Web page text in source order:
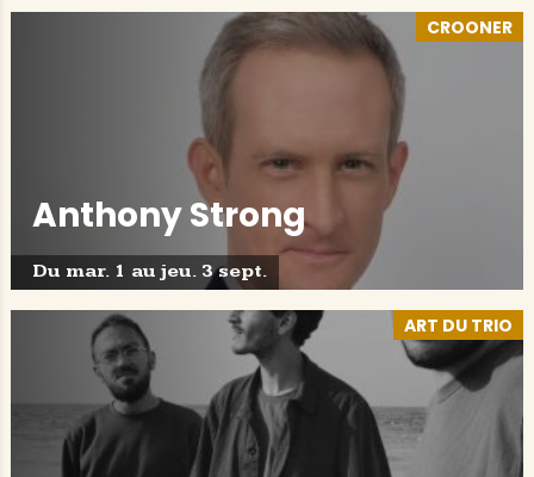
CROONER
Anthony Strong
Du mar. 1 au jeu. 3 sept.
ART DU TRIO